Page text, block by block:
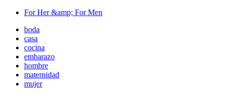
For Her &amp; For Men
boda
casa
cocina
embarazo
hombre
maternidad
mujer